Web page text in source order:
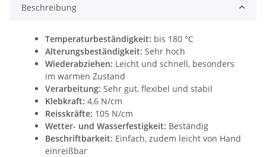
Beschreibung
Temperaturbeständigkeit: bis 180 °C
Alterungsbeständigkeit: Sehr hoch
Wiederabziehen: Leicht und schnell, besonders
im warmen Zustand
Verarbeitung: Sehr gut, flexibel und stabil
Klebkraft: 4,6 N/cm
Reisskräfte: 105 N/cm
Wetter- und Wasserfestigkeit: Beständig
Beschriftbarkeit: Einfach, zudem leicht von Hand
einreißbar